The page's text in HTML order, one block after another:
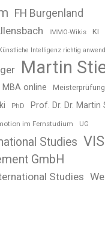
FH Burgenland
IMMO-Wikis KI
Intelligenz richtig
Martin
MBA online Meisterprüfung
PhD Prof. Dr. Dr. Martin
im Fernstudium UG
Studies VIS
GmbH
Studies